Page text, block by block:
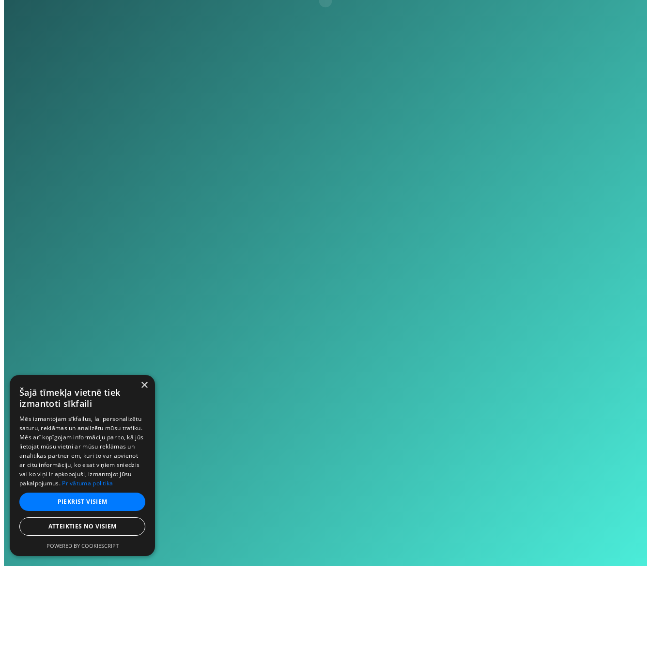
×
Šajā tīmekļa vietnē tiek
izmantoti sīkfaili
Mēs izmantojam sīkfailus, lai personalizētu
saturu, reklāmas un analizētu mūsu trafiku.
Mēs arī kopīgojam informāciju par to, kā jūs
lietojat mūsu vietni ar mūsu reklāmas un
analītikas partneriem, kuri to var apvienot
ar citu informāciju, ko esat viņiem sniedzis
vai ko viņi ir apkopojuši, izmantojot jūsu
pakalpojumus. Privātuma politika
PIEKRIST VISIEM
ATTEIKTIES NO VISIEM
POWERED BY COOKIESCRIPT